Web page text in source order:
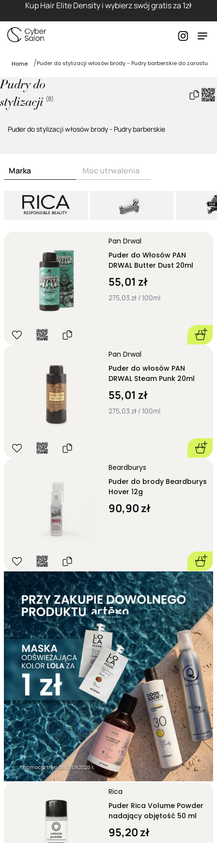
Kup Hair Elite Density i wybierz swój gratis za 1zł
Home Puder do stylizacji włosów brody - Pudry barberskie do zarostu
Pudry do
stylizacji (8)
Puder do stylizacji włosów brody - Pudry barberskie
Marka Moc utrwalenia
Pan Drwal
Puder do Włosów PAN
DRWAL Butter Dust 20ml
55,01 zł
275,03 zł / 100ml
Pan Drwal
Puder do włosów PAN
DRWAL Steam Punk 20ml
55,01 zł
275,03 zł / 100ml
Beardburys
Puder do brody Beardburys
Hover 12g
90,90 zł
Rica
Puder Rica Volume Powder
nadający objętość 50 ml
95,20 zł